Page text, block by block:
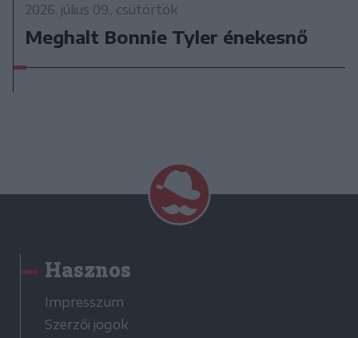
2026. július 09., csütörtök
Meghalt Bonnie Tyler énekesnő
Hasznos
Impresszum
Szerzői jogok